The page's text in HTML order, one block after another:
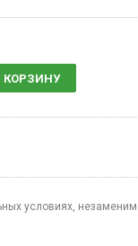
КОРЗИНУ
условиях,